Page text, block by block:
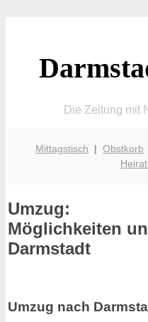
Die Zeitung mit
Mittagstisch | Obstkorb
Umzug:
Möglichkeiten
Darmstadt
Umzug nach